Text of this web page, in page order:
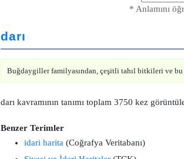
* Anlamını
darı
Buğdaygiller familyasından, çeşitli tahıl bitkileri ve
darı kavramının tanımı toplam 3750 kez
Benzer Terimler
idari harita (Coğrafya Veritabanı)